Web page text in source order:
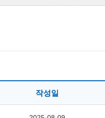
작성일